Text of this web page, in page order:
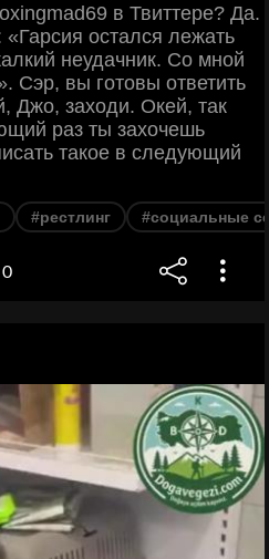
в Твиттере? Да.
остался лежать
неудачник. Со мной
Сэр, вы готовы ответить
Джо, заходи. Окей, так
раз ты захочешь
такое в следующий
#рестлинг #социальные
0